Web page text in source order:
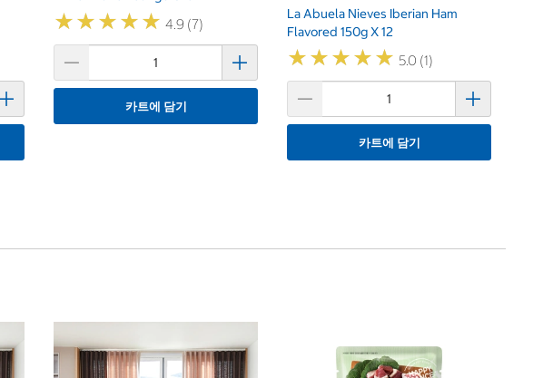
★★★★★
★★★★★ 4.9 (7)
카트에 담기
La Abuela Nieves Iberian Ham
Flavored 150g X 12
★★★★★
★★★★★ 5.0 (1)
카트에 담기